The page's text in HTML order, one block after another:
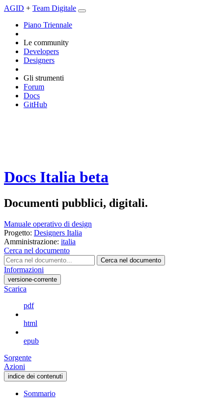
AGID + Team Digitale
Piano Triennale
Le community
Developers
Designers
Gli strumenti
Forum
Docs
GitHub
Docs Italia beta
Documenti pubblici, digitali.
Manuale operativo di design
Progetto: Designers Italia
Amministrazione: italia
Cerca nel documento
Cerca nel documento
Informazioni
versione-corrente
Scarica
pdf
html
epub
Sorgente
Azioni
indice dei contenuti
Sommario